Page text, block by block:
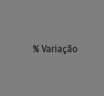
% Variação